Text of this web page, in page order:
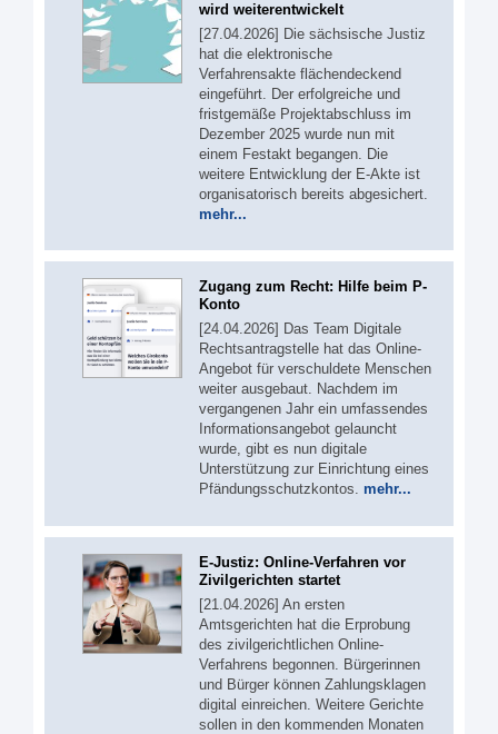
wird weiterentwickelt
[27.04.2026] Die sächsische Justiz
hat die elektronische
Verfahrensakte flächendeckend
eingeführt. Der erfolgreiche und
fristgemäße Projektabschluss im
Dezember 2025 wurde nun mit
einem Festakt begangen. Die
weitere Entwicklung der E-Akte ist
organisatorisch bereits abgesichert.
mehr...
Zugang zum Recht: Hilfe beim P-
Konto
[24.04.2026] Das Team Digitale
Rechtsantragstelle hat das Online-
Angebot für verschuldete Menschen
weiter ausgebaut. Nachdem im
vergangenen Jahr ein umfassendes
Informationsangebot gelauncht
wurde, gibt es nun digitale
Unterstützung zur Einrichtung eines
Pfändungsschutzkontos. mehr...
E-Justiz: Online-Verfahren vor
Zivilgerichten startet
[21.04.2026] An ersten
Amtsgerichten hat die Erprobung
des zivilgerichtlichen Online-
Verfahrens begonnen. Bürgerinnen
und Bürger können Zahlungsklagen
digital einreichen. Weitere Gerichte
sollen in den kommenden Monaten